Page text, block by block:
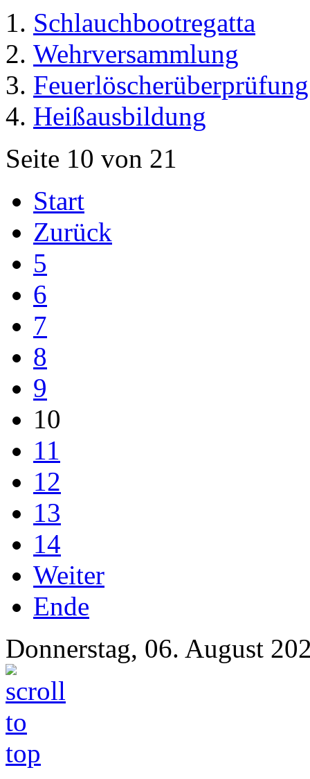
Schlauchbootregatta
Wehrversammlung
Feuerlöscherüberprüfung
Heißausbildung
Seite 10 von 21
Start
Zurück
5
6
7
8
9
10
11
12
13
14
Weiter
Ende
Donnerstag, 06. August